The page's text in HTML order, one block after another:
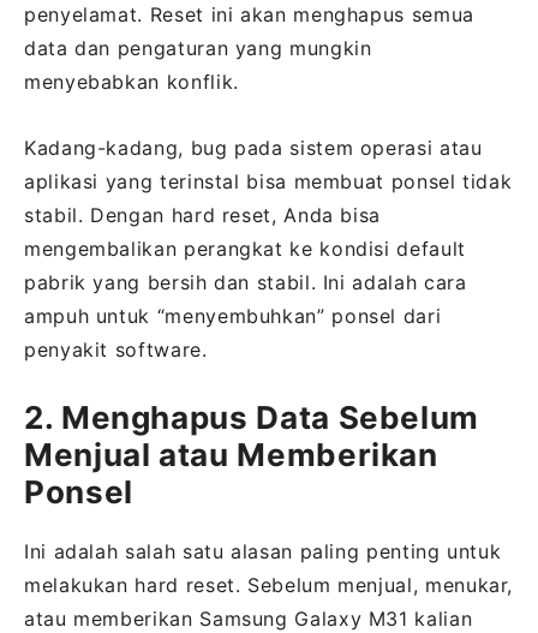
penyelamat. Reset ini akan menghapus semua
data dan pengaturan yang mungkin
menyebabkan konflik.
Kadang-kadang, bug pada sistem operasi atau
aplikasi yang terinstal bisa membuat ponsel tidak
stabil. Dengan hard reset, Anda bisa
mengembalikan perangkat ke kondisi default
pabrik yang bersih dan stabil. Ini adalah cara
ampuh untuk “menyembuhkan” ponsel dari
penyakit software.
2. Menghapus Data Sebelum
Menjual atau Memberikan
Ponsel
Ini adalah salah satu alasan paling penting untuk
melakukan hard reset. Sebelum menjual, menukar,
atau memberikan Samsung Galaxy M31 kalian